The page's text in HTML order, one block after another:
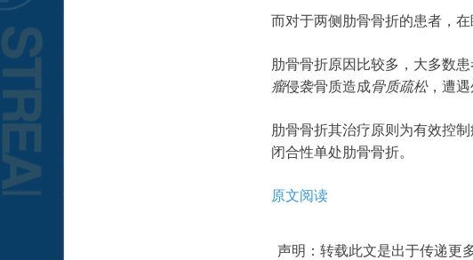
而对于两侧肋骨骨折的患者，
肋骨骨折原因比较多，大多数
瘤侵袭骨质造成骨质疏松，遭
肋骨骨折其治疗原则为有效控
闭合性单处肋骨骨折。
原文阅读
声明：转载此文是出于传递更